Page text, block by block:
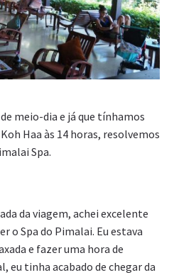
meio-dia e já que tínhamos
Haa às 14 horas, resolvemos
Spa.
da viagem, achei excelente
o Spa do Pimalai. Eu estava
e fazer uma hora de
eu tinha acabado de chegar da